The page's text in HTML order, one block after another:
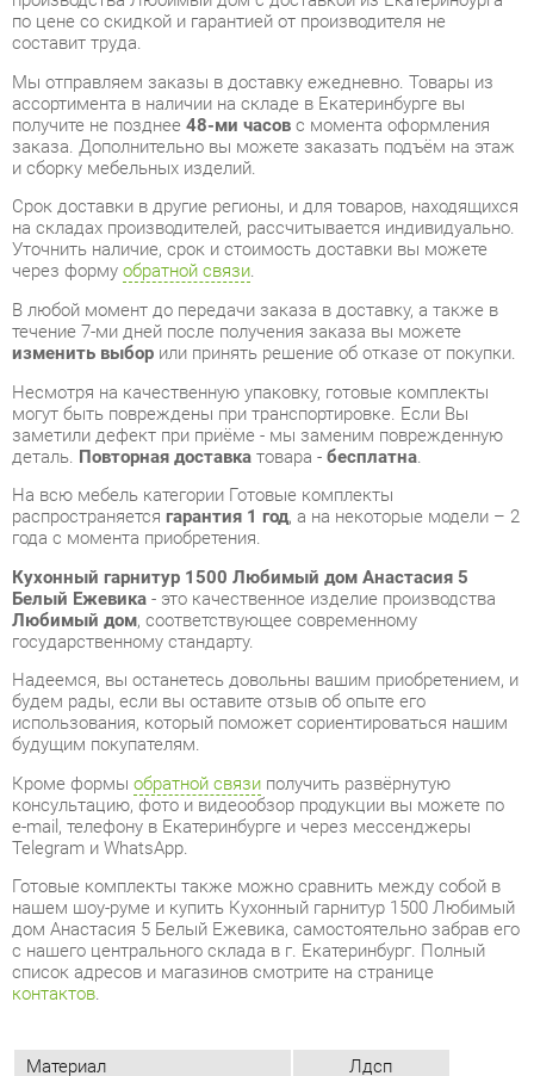
получите не позднее48-ми часовс момента оформления
заказа. Дополнительно вы можете заказать подъём на этаж
и сборку мебельных изделий.
Срок доставки в другие регионы, и для товаров, находящихся
на складах производителей, рассчитывается индивидуально.
Уточнить наличие, срок и стоимость доставки вы можете
через формуобратной связи.
течение 7-ми дней после получения заказа вы можете
изменить выборили принять решение об отказе от покупки.
Несмотря на качественную упаковку, готовые комплекты
могут быть повреждены при транспортировке. Если Вы
заметили дефект при приёме - мы заменим поврежденную
деталь.Повторная доставкатовара -бесплатна.
На всю мебель категории Готовые комплекты
распространяетсягарантия 1 год, а на некоторые модели – 2
года с момента приобретения.
Кухонный гарнитур 1500 Любимый дом Анастасия 5
Белый Ежевика- это качественное изделие производства
Любимый дом, соответствующее современному
государственному стандарту.
Надеемся, вы останетесь довольны вашим приобретением, и
будем рады, если вы оставите отзыв об опыте его
использования, который поможет сориентироваться нашим
будущим покупателям.
Кроме формыобратной связиполучить развёрнутую
e-mail, телефону в Екатеринбурге и через мессенджеры
Telegram и WhatsApp.
Готовые комплекты также можно сравнить между собой в
дом Анастасия 5 Белый Ежевика, самостоятельно забрав его
с нашего центрального склада в г. Екатеринбург. Полный
список адресов и магазинов смотрите на странице
контактов.
Материал Лдсп
Цвет
Белый/ежевика
Материал столешницы
Лдсп
Угловой модуль
Нет